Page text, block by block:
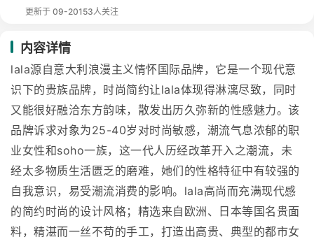
更新于 09-20153人关注
内容详情
lala源自意大利浪漫主义情怀国际品牌，它是一个现代意
识下的贵族品牌，时尚简约让lala体现得淋漓尽致，同时
又能很好融洽东方韵味，散发出历久弥新的性感魅力。该
品牌诉求对象为25-40岁对时尚敏感，潮流气息浓郁的职
业女性和soho一族，这一代人历经改革开入之潮流，未
经太多物质生活匮乏的磨难，她们的性格特征中有较强的
自我意识，易受潮流消费的影响。lala高尚而充满现代感
的简约时尚的设计风格；精选来自欧洲、日本等国名贵面
料，精湛而一丝不苟的手工，打造出高贵、典型的都市女